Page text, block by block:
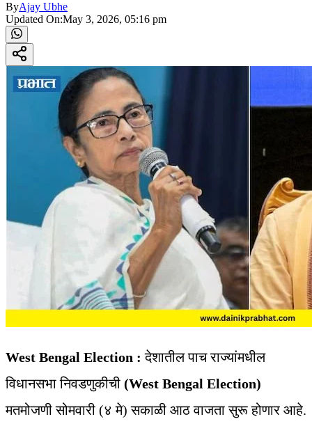
ByAjay Ubhe
Updated On:May 3, 2026, 05:16 pm
West Bengal Election : देशातील पाच राज्यांमधील
विधानसभा निवडणुकीची (West Bengal Election)
मतमोजणी सोमवारी (४ मे) सकाळी आठ वाजता सुरू होणार आहे.